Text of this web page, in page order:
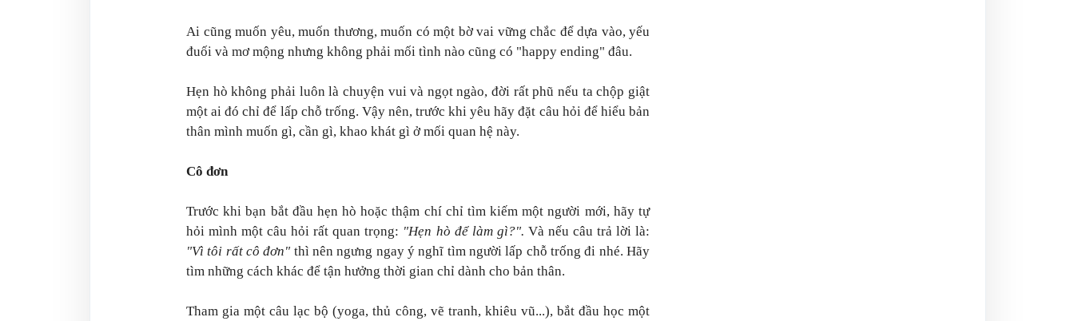
Ai cũng muốn yêu, muốn thương, muốn có một bờ vai vững chắc để dựa vào, yếu
đuối và mơ mộng nhưng không phải mối tình nào cũng có "happy ending" đâu.
Hẹn hò không phải luôn là chuyện vui và ngọt ngào, đời rất phũ nếu ta chộp giật
một ai đó chỉ để lấp chỗ trống. Vậy nên, trước khi yêu hãy đặt câu hỏi để hiểu bản
thân mình muốn gì, cần gì, khao khát gì ở mối quan hệ này.
Cô đơn
Trước khi bạn bắt đầu hẹn hò hoặc thậm chí chỉ tìm kiếm một người mới, hãy tự
hỏi mình một câu hỏi rất quan trọng: "Hẹn hò để làm gì?". Và nếu câu trả lời là:
"Vì tôi rất cô đơn" thì nên ngưng ngay ý nghĩ tìm người lấp chỗ trống đi nhé. Hãy
tìm những cách khác để tận hưởng thời gian chỉ dành cho bản thân.
Tham gia một câu lạc bộ (yoga, thủ công, vẽ tranh, khiêu vũ...), bắt đầu học một